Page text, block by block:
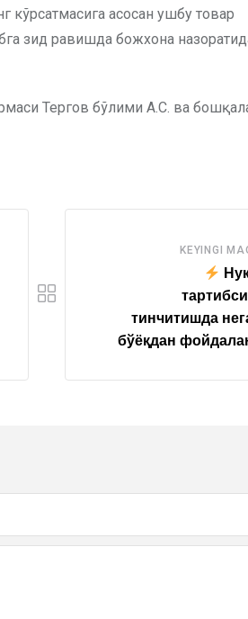
кўрсатмасига асосан ушбу товар
зид равишда божхона
Тергов бўлими А.С. ва
KEYINGI
тинчитишда
бўёқдан